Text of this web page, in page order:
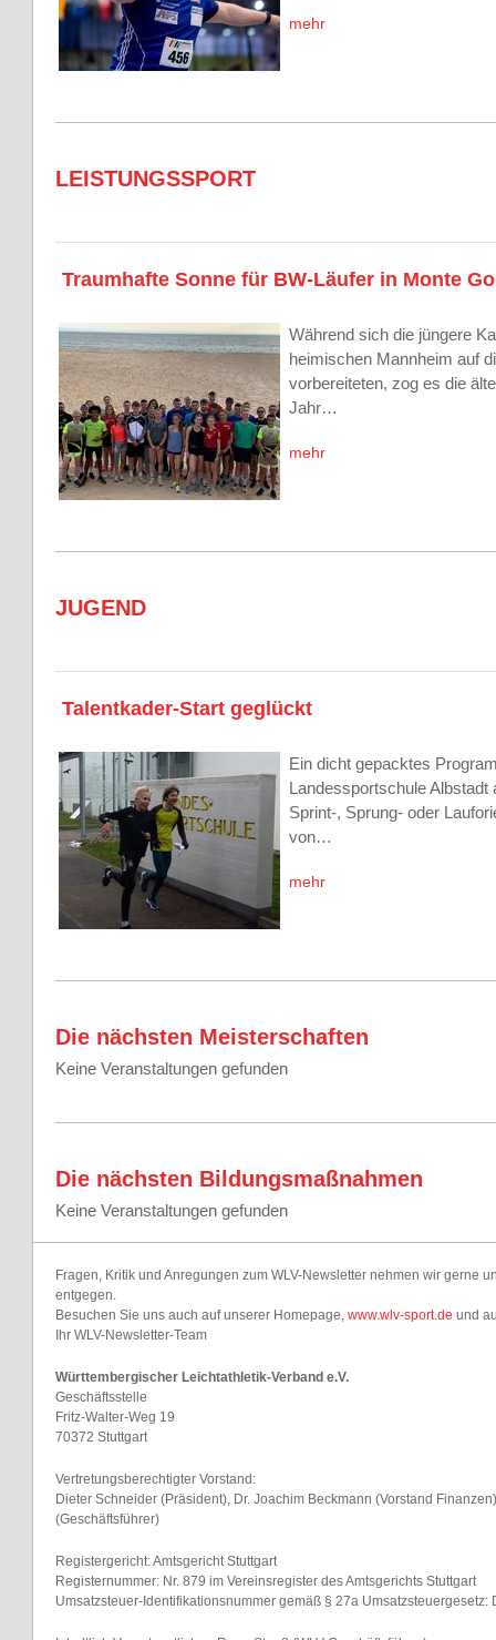
mehr
LEISTUNGSSPORT
Traumhafte Sonne für BW-Läufer in Monte
Während sich die jüngere
heimischen Mannheim auf
vorbereiteten, zog es die
Jahr…
mehr
JUGEND
Talentkader-Start geglückt
Ein dicht gepacktes
Landessportschule Albstadt
Sprint-, Sprung- oder
von…
mehr
Die nächsten Meisterschaften
Keine Veranstaltungen gefunden
Die nächsten Bildungsmaßnahmen
Keine Veranstaltungen gefunden
Fragen, Kritik und Anregungen zum WLV-Newsletter nehmen wir gerne
entgegen.
Besuchen Sie uns auch auf unserer Homepage, www.wlv-sport.de und
Ihr WLV-Newsletter-Team
Württembergischer Leichtathletik-Verband e.V.
Geschäftsstelle
Fritz-Walter-Weg 19
70372 Stuttgart
Vertretungsberechtigter Vorstand:
Dieter Schneider (Präsident), Dr. Joachim Beckmann (Vorstand
(Geschäftsführer)
Registergericht: Amtsgericht Stuttgart
Registernummer: Nr. 879 im Vereinsregister des Amtsgerichts Stuttgart
Umsatzsteuer-Identifikationsnummer gemäß § 27a Umsatzsteuergesetz: